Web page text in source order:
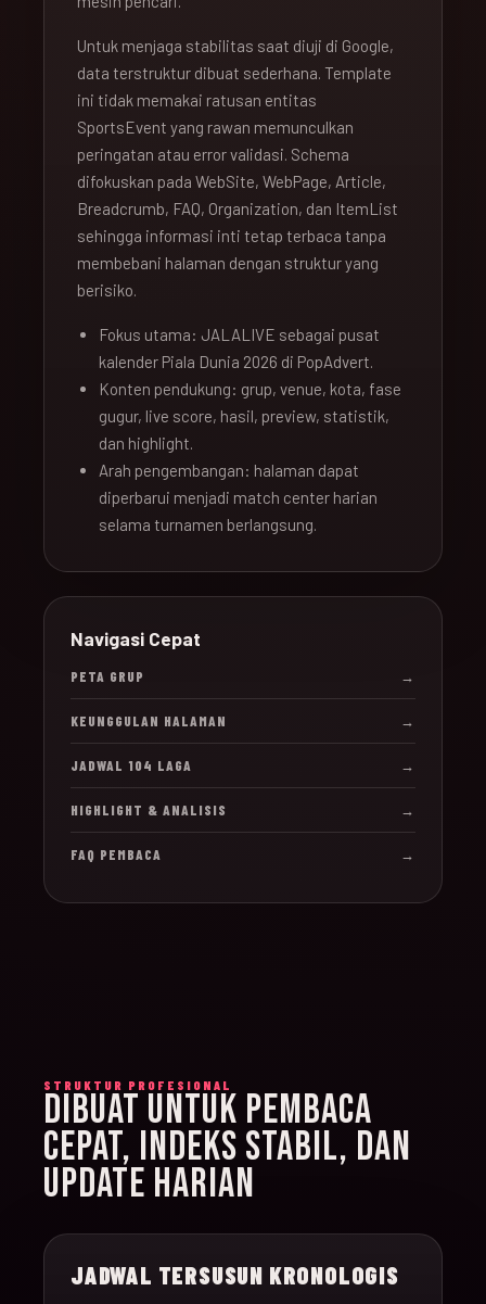
Untuk menjaga stabilitas saat diuji di Google,
data terstruktur dibuat sederhana. Template
ini tidak memakai ratusan entitas
SportsEvent yang rawan memunculkan
peringatan atau error validasi. Schema
difokuskan pada WebSite, WebPage, Article,
Breadcrumb, FAQ, Organization, dan ItemList
sehingga informasi inti tetap terbaca tanpa
membebani halaman dengan struktur yang
berisiko.
Fokus utama: JALALIVE sebagai pusat
kalender Piala Dunia 2026 di PopAdvert.
Konten pendukung: grup, venue, kota, fase
gugur, live score, hasil, preview, statistik,
dan highlight.
Arah pengembangan: halaman dapat
diperbarui menjadi match center harian
selama turnamen berlangsung.
Navigasi Cepat
PETA GRUP →
KEUNGGULAN HALAMAN →
JADWAL 104 LAGA →
HIGHLIGHT & ANALISIS →
FAQ PEMBACA →
STRUKTUR PROFESIONAL
DIBUAT UNTUK PEMBACA
CEPAT, INDEKS STABIL, DAN
UPDATE HARIAN
JADWAL TERSUSUN KRONOLOGIS